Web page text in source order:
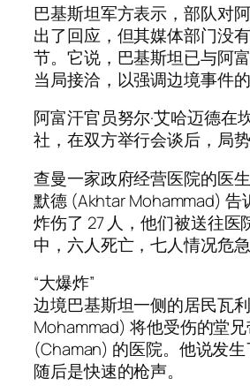
巴基斯坦军方表示，部队对
出了回应，但其媒体部门没
节。它说，巴基斯坦已与阿
当局接洽，以强调边境事件的
阿富汗官员努尔·艾哈迈德在
社，在双方举行会谈后，局势
查曼一家政府经营医院的医
默德 (Akhtar Mohammad) 告
炸伤了 27 人，他们被送往医
中，六人死亡，七人情况危急
“大爆炸”
边境巴基斯坦一侧的居民瓦
Mohammad) 将他受伤的堂
(Chaman) 的医院。他说发生
随后是快速的枪声。